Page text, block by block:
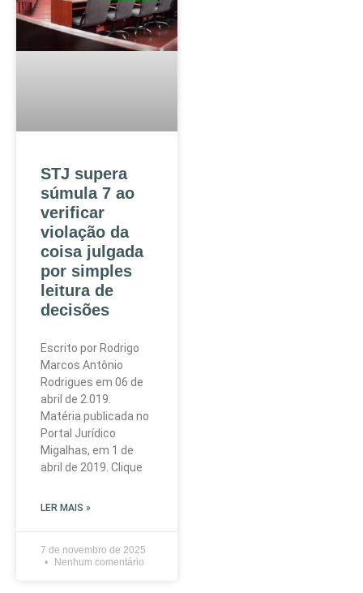
STJ supera
súmula 7 ao
verificar
violação da
coisa julgada
por simples
leitura de
decisões
Escrito por Rodrigo
Marcos Antônio
Rodrigues em 06 de
abril de 2.019.
Matéria publicada no
Portal Jurídico
Migalhas, em 1 de
abril de 2019. Clique
LER MAIS »
7 de novembro de 2025
Nenhum comentário